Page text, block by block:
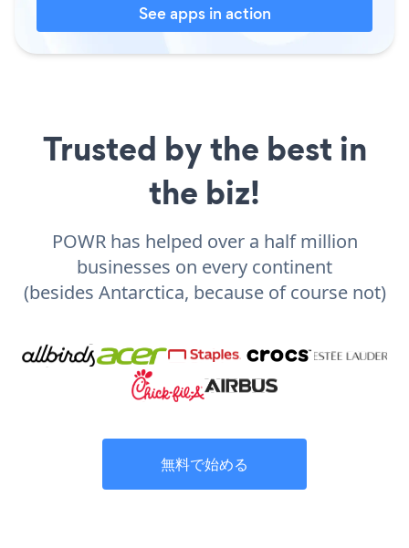
See apps in action
Trusted by the best in
the biz!
POWR has helped over a half million
businesses on every continent
(besides Antarctica, because of course not)
無料で始める